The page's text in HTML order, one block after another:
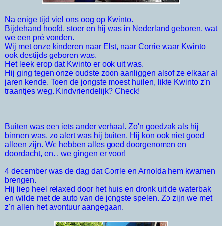
Na enige tijd viel ons oog op Kwinto.
Bijdehand hoofd, stoer en hij was in Nederland geboren, wat
we een pré vonden.
Wij met onze kinderen naar Elst, naar Corrie waar Kwinto
ook destijds geboren was.
Het leek erop dat Kwinto er ook uit was.
Hij ging tegen onze oudste zoon aanliggen alsof ze elkaar al
jaren kende. Toen de jongste moest huilen, likte Kwinto z'n
traantjes weg. Kindvriendelijk? Check!
Buiten was een iets ander verhaal. Zo'n goedzak als hij
binnen was, zo alert was hij buiten. Hij kon ook niet goed
alleen zijn. We hebben alles goed doorgenomen en
doordacht, en... we gingen er voor!
4 december was de dag dat Corrie en Arnolda hem kwamen
brengen.
Hij liep heel relaxed door het huis en dronk uit de waterbak
en wilde met de auto van de jongste spelen. Zo zijn we met
z'n allen het avontuur aangegaan.